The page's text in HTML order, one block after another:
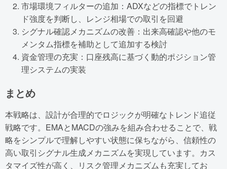
市場環境フィルターの追加：ADXなどの指標でトレン
ド強度を判断し、レンジ相場での取引を回避
シグナル確認メカニズムの改善：出来高確認や他のモ
メンタム指標を補助として追加する検討
資金管理の充実：口座残高に基づく動的ポジション管
理システムの実装
まとめ
本戦略は、設計が合理的でロジックが明確なトレンド追従
戦略です。EMAとMACDの強みを組み合わせることで、戦
略をシンプルで理解しやすい状態に保ちながら、信頼性の
高い取引シグナル生成メカニズムを実現しています。カス
タマイズ性が高く、リスク管理メカニズムも充実してお